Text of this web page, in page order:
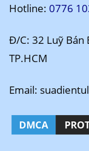
Hotline: 0776
Đ/C: 32 Luỹ Bán
TP.HCM
Email: